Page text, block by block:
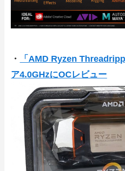
・
「AMD Ryzen
ア4.0GHzにOCレビュー